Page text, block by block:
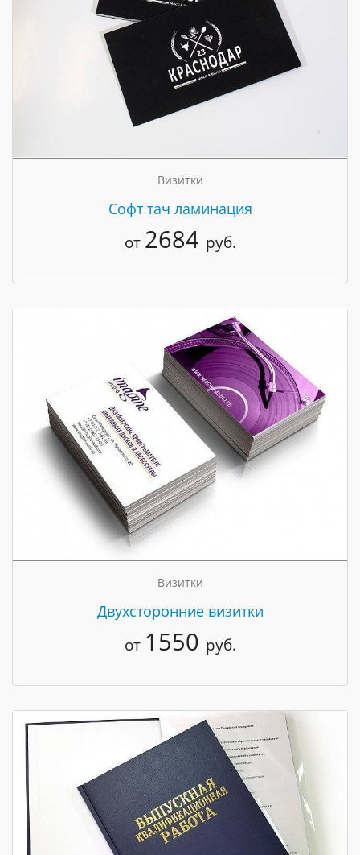
Визитки
Cофт тач ламинация
от 2684 руб.
Визитки
Двухсторонние визитки
от 1550 руб.